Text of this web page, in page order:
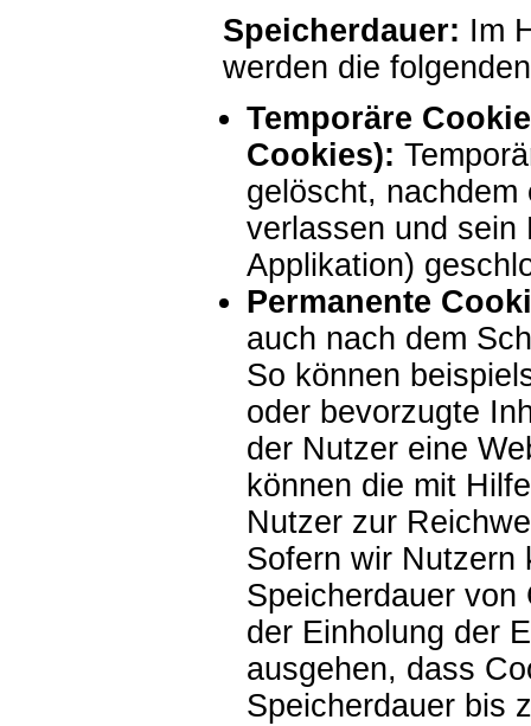
Speicherdauer: Im
werden die
Temporäre
Cookies):
gelöscht,
verlassen und sein
Applikation)
Permanente
auch nach dem
So können
oder bevorzugte
der Nutzer eine
können die mit
Nutzer zur
Sofern wir Nutzern
Speicherdauer
der Einholung der
ausgehen, dass
Speicherdauer bis